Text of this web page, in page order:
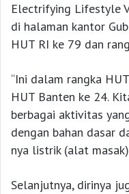
Electrifying Lifestyle
di halaman kantor
HUT RI ke 79 dan
“Ini dalam rangka
HUT Banten ke 24.
berbagai aktivitas
dengan bahan dasar
nya listrik (alat
Selanjutnya, dirinya